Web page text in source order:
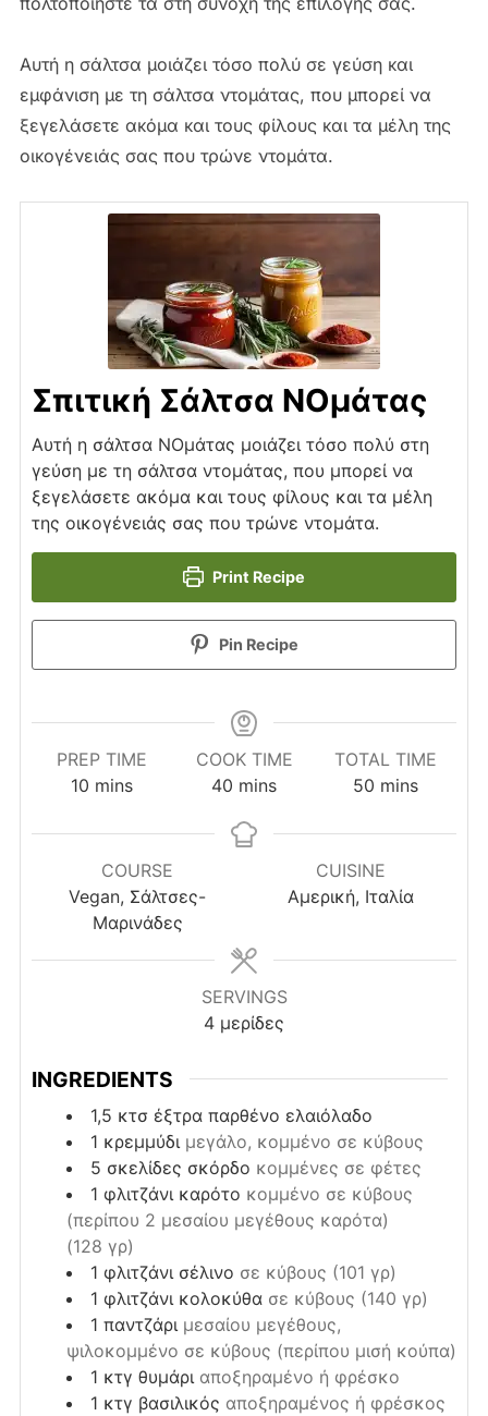
Αυτή η σάλτσα μοιάζει τόσο πολύ σε γεύση και
εμφάνιση με τη σάλτσα ντομάτας, που μπορεί να
ξεγελάσετε ακόμα και τους φίλους και τα μέλη της
οικογένειάς σας που τρώνε ντομάτα.
Σπιτική Σάλτσα NOμάτας
Αυτή η σάλτσα NΟμάτας μοιάζει τόσο πολύ στη
γεύση με τη σάλτσα ντομάτας, που μπορεί να
ξεγελάσετε ακόμα και τους φίλους και τα μέλη
της οικογένειάς σας που τρώνε ντομάτα.
Print Recipe
Pin Recipe
PREP TIME
10 minutes
mins
COOK TIME
40 minutes
mins
TOTAL TIME
50 minutes
mins
COURSE
Vegan, Σάλτσες-
Μαρινάδες
CUISINE
Αμερική, Ιταλία
SERVINGS
4 μερίδες
INGREDIENTS
1,5 κτσ έξτρα παρθένο ελαιόλαδο
1 κρεμμύδι μεγάλο, κομμένο σε κύβους
5 σκελίδες σκόρδο κομμένες σε φέτες
1 φλιτζάνι καρότο κομμένο σε κύβους
(περίπου 2 μεσαίου μεγέθους καρότα)
(128 γρ)
1 φλιτζάνι σέλινο σε κύβους (101 γρ)
1 φλιτζάνι κολοκύθα σε κύβους (140 γρ)
1 παντζάρι μεσαίου μεγέθους,
ψιλοκομμένο σε κύβους (περίπου μισή κούπα)
1 κτγ θυμάρι αποξηραμένο ή φρέσκο
1 κτγ βασιλικός αποξηραμένος ή φρέσκος